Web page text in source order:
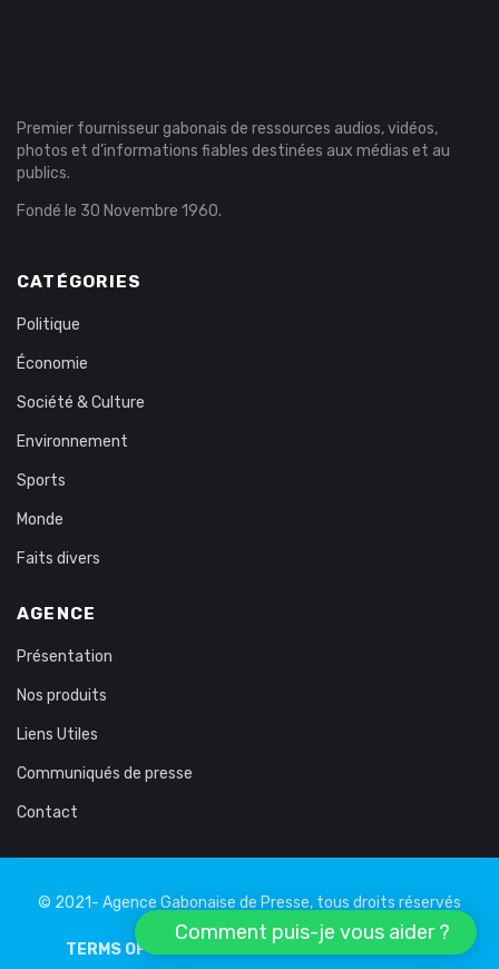
Premier fournisseur gabonais de ressources audios, vidéos,
photos et d’informations fiables destinées aux médias et au
publics.
Fondé le 30 Novembre 1960.
CATÉGORIES
Politique
Économie
Société & Culture
Environnement
Sports
Monde
Faits divers
AGENCE
Présentation
Nos produits
Liens Utiles
Communiqués de presse
Contact
© 2021- Agence Gabonaise de Presse, tous droits réservés
TERMS OF USE PRIVATE LIFE LEGAL NOTICE
Comment puis-je vous aider ?